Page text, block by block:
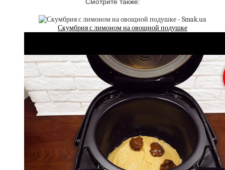
Скумбрия с лимоном на овощной подушке